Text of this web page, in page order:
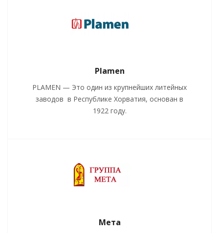
Plamen
PLAMEN — Это один из крупнейших литейных
заводов в Республике Хорватия, основан в
1922 году.
Мета